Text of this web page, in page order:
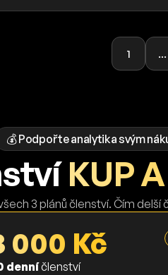
1 ...
💰 Podpořte analytika svým
KUP
3 plánů členství. Čím delší
000 Kč
denníčlenství